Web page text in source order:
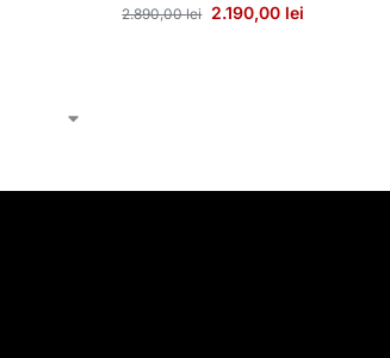
2.890,00lei 2.190,00 lei